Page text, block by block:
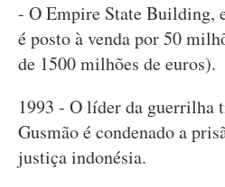
- O Empire State Building,
é posto à venda por 50
de 1500 milhões de euros).
1993 - O líder da guerrilha
Gusmão é condenado a
justiça indonésia.